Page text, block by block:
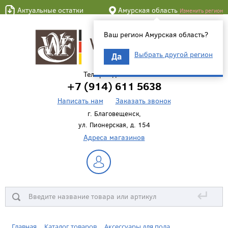
Актуальные остатки Амурская область Изменить регион
Ваш регион Амурская область?
Да Выбрать другой регион
Телефон для связи
+7 (914) 611 5638
Написать нам Заказать звонок
г. Благовещенск,
ул. Пионерская, д. 154
Адреса магазинов
↵